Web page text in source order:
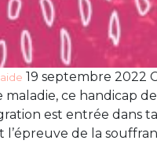
19 septembre 2022
maladie, ce handicap
est entrée dans ta
de la